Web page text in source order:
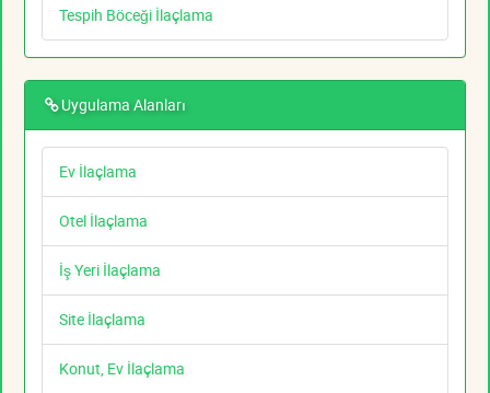
Tespih Böceği İlaçlama
Uygulama Alanları
Ev İlaçlama
Otel İlaçlama
İş Yeri İlaçlama
Site İlaçlama
Konut, Ev İlaçlama